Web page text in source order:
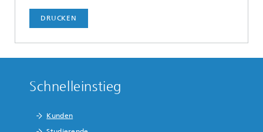
DRUCKEN
Schnelleinstieg
Kunden